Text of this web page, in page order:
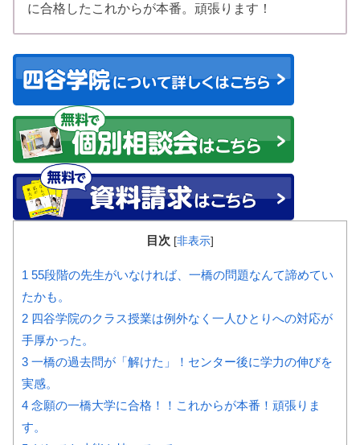
に合格したこれからが本番。頑張ります！
目次 [非表示]
1 55段階の先生がいなければ、一橋の問題なんて諦めてい
たかも。
2 四谷学院のクラス授業は例外なく一人ひとりへの対応が
手厚かった。
3 一橋の過去問が「解けた」！センター後に学力の伸びを
実感。
4 念願の一橋大学に合格！！これからが本番！頑張りま
す。